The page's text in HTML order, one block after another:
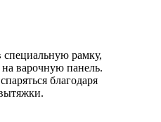
специальную рамку,
варочную панель.
благодаря